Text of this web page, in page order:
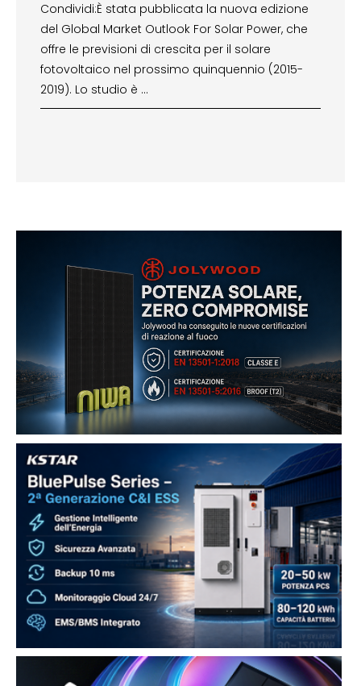
Condividi:È stata pubblicata la nuova edizione
del Global Market Outlook For Solar Power, che
offre le previsioni di crescita per il solare
fotovoltaico nel prossimo quinquennio (2015-
2019). Lo studio è …